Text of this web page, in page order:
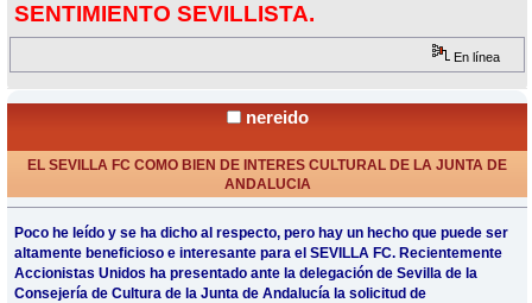
SENTIMIENTO SEVILLISTA.
En línea
nereido
EL SEVILLA FC COMO BIEN DE INTERES CULTURAL DE LA JUNTA DE
ANDALUCIA
Poco he leído y se ha dicho al respecto, pero hay un hecho que puede ser
altamente beneficioso e interesante para el SEVILLA FC. Recientemente
Accionistas Unidos ha presentado ante la delegación de Sevilla de la
Consejería de Cultura de la Junta de Andalucía la solicitud de